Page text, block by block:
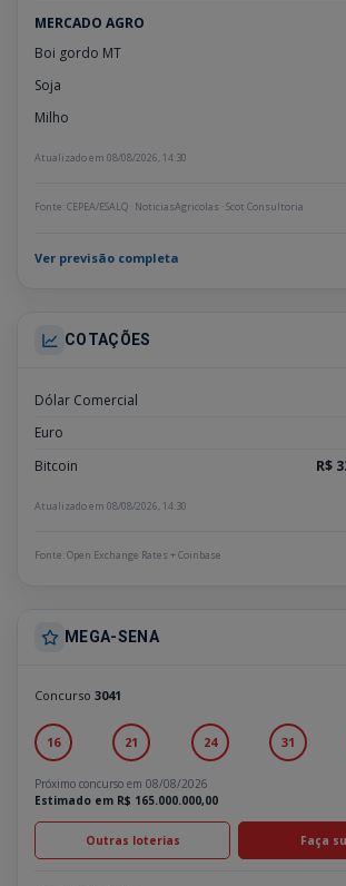
MERCADO AGRO
Boi gordo MT
Soja
Milho
Atualizado em 08/08/2026, 14:30
Fonte: CEPEA/ESALQ · NoticiasAgricolas · Scot Consultoria
Ver previsão completa
COTAÇÕES
Dólar Comercial
Euro
Bitcoin R$
Atualizado em 08/08/2026, 14:30
Fonte: Open Exchange Rates + Coinbase
MEGA-SENA
Concurso 3041
16 21 24 31
Próximo concurso em 08/08/2026
Estimado em R$ 165.000.000,00
Outras loterias Faça